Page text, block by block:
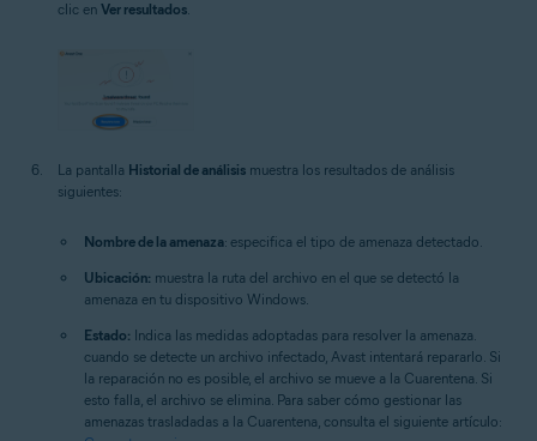
clic en Ver resultados
La pantalla Historial de análisis muestra los resultados de análisis
siguientes:
Nombre de la amenaza: especifica el tipo de amenaza detectado.
Ubicación: muestra la ruta del archivo en el que se detectó la
amenaza en tu dispositivo Windows.
Estado: Indica las medidas adoptadas para resolver la amenaza.
cuando se detecte un archivo infectado, Avast intentará repararlo. Si
la reparación no es posible, el archivo se mueve a la Cuarentena. Si
esto falla, el archivo se elimina. Para saber cómo gestionar las
amenazas trasladadas a la Cuarentena, consulta el siguiente artículo: